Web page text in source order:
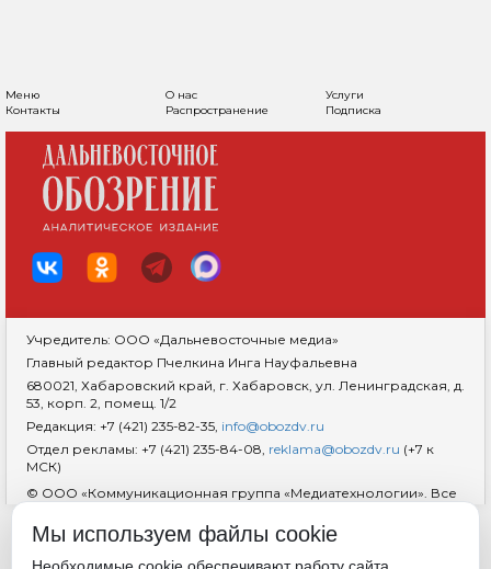
Меню О нас
Услуги
Контакты
Распространение Подписка
Учредитель: ООО «Дальневосточные медиа»
Главный редактор Пчелкина Инга Науфальевна
680021, Хабаровский край, г. Хабаровск, ул. Ленинградская, д.
53, корп. 2, помещ. 1/2
Редакция: +7 (421) 235-82-35, info@obozdv.ru
Отдел рекламы: +7 (421) 235-84-08, reklama@obozdv.ru (+7 к
МСК)
© ООО «Коммуникационная группа «Медиатехнологии». Все
гиперссылка на сайтdvobozrenie.ru обязательна.
Мы используем файлы cookie